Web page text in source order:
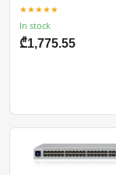
★★★★★
In stock
₾1,775.55